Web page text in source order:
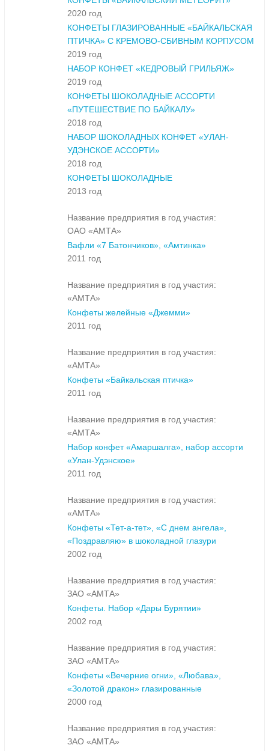
2020 год
КОНФЕТЫ ГЛАЗИРОВАННЫЕ «БАЙКАЛЬСКАЯ
ПТИЧКА» С КРЕМОВО-СБИВНЫМ КОРПУСОМ
2019 год
НАБОР КОНФЕТ «КЕДРОВЫЙ ГРИЛЬЯЖ»
2019 год
КОНФЕТЫ ШОКОЛАДНЫЕ АССОРТИ
«ПУТЕШЕСТВИЕ ПО БАЙКАЛУ»
2018 год
НАБОР ШОКОЛАДНЫХ КОНФЕТ «УЛАН-
УДЭНСКОЕ АССОРТИ»
2018 год
КОНФЕТЫ ШОКОЛАДНЫЕ
2013 год
Название предприятия в год участия:
ОАО «АМТА»
Вафли «7 Батончиков», «Амтинка»
2011 год
Название предприятия в год участия:
«АМТА»
Конфеты желейные «Джемми»
2011 год
Название предприятия в год участия:
«АМТА»
Конфеты «Байкальская птичка»
2011 год
Название предприятия в год участия:
«АМТА»
Набор конфет «Амаршалга», набор ассорти
«Улан-Удэнское»
2011 год
Название предприятия в год участия:
«АМТА»
Конфеты «Тет-а-тет», «С днем ангела»,
«Поздравляю» в шоколадной глазури
2002 год
Название предприятия в год участия:
ЗАО «АМТА»
Конфеты. Набор «Дары Бурятии»
2002 год
Название предприятия в год участия:
ЗАО «АМТА»
Конфеты «Вечерние огни», «Любава»,
«Золотой дракон» глазированные
2000 год
Название предприятия в год участия:
ЗАО «АМТА»